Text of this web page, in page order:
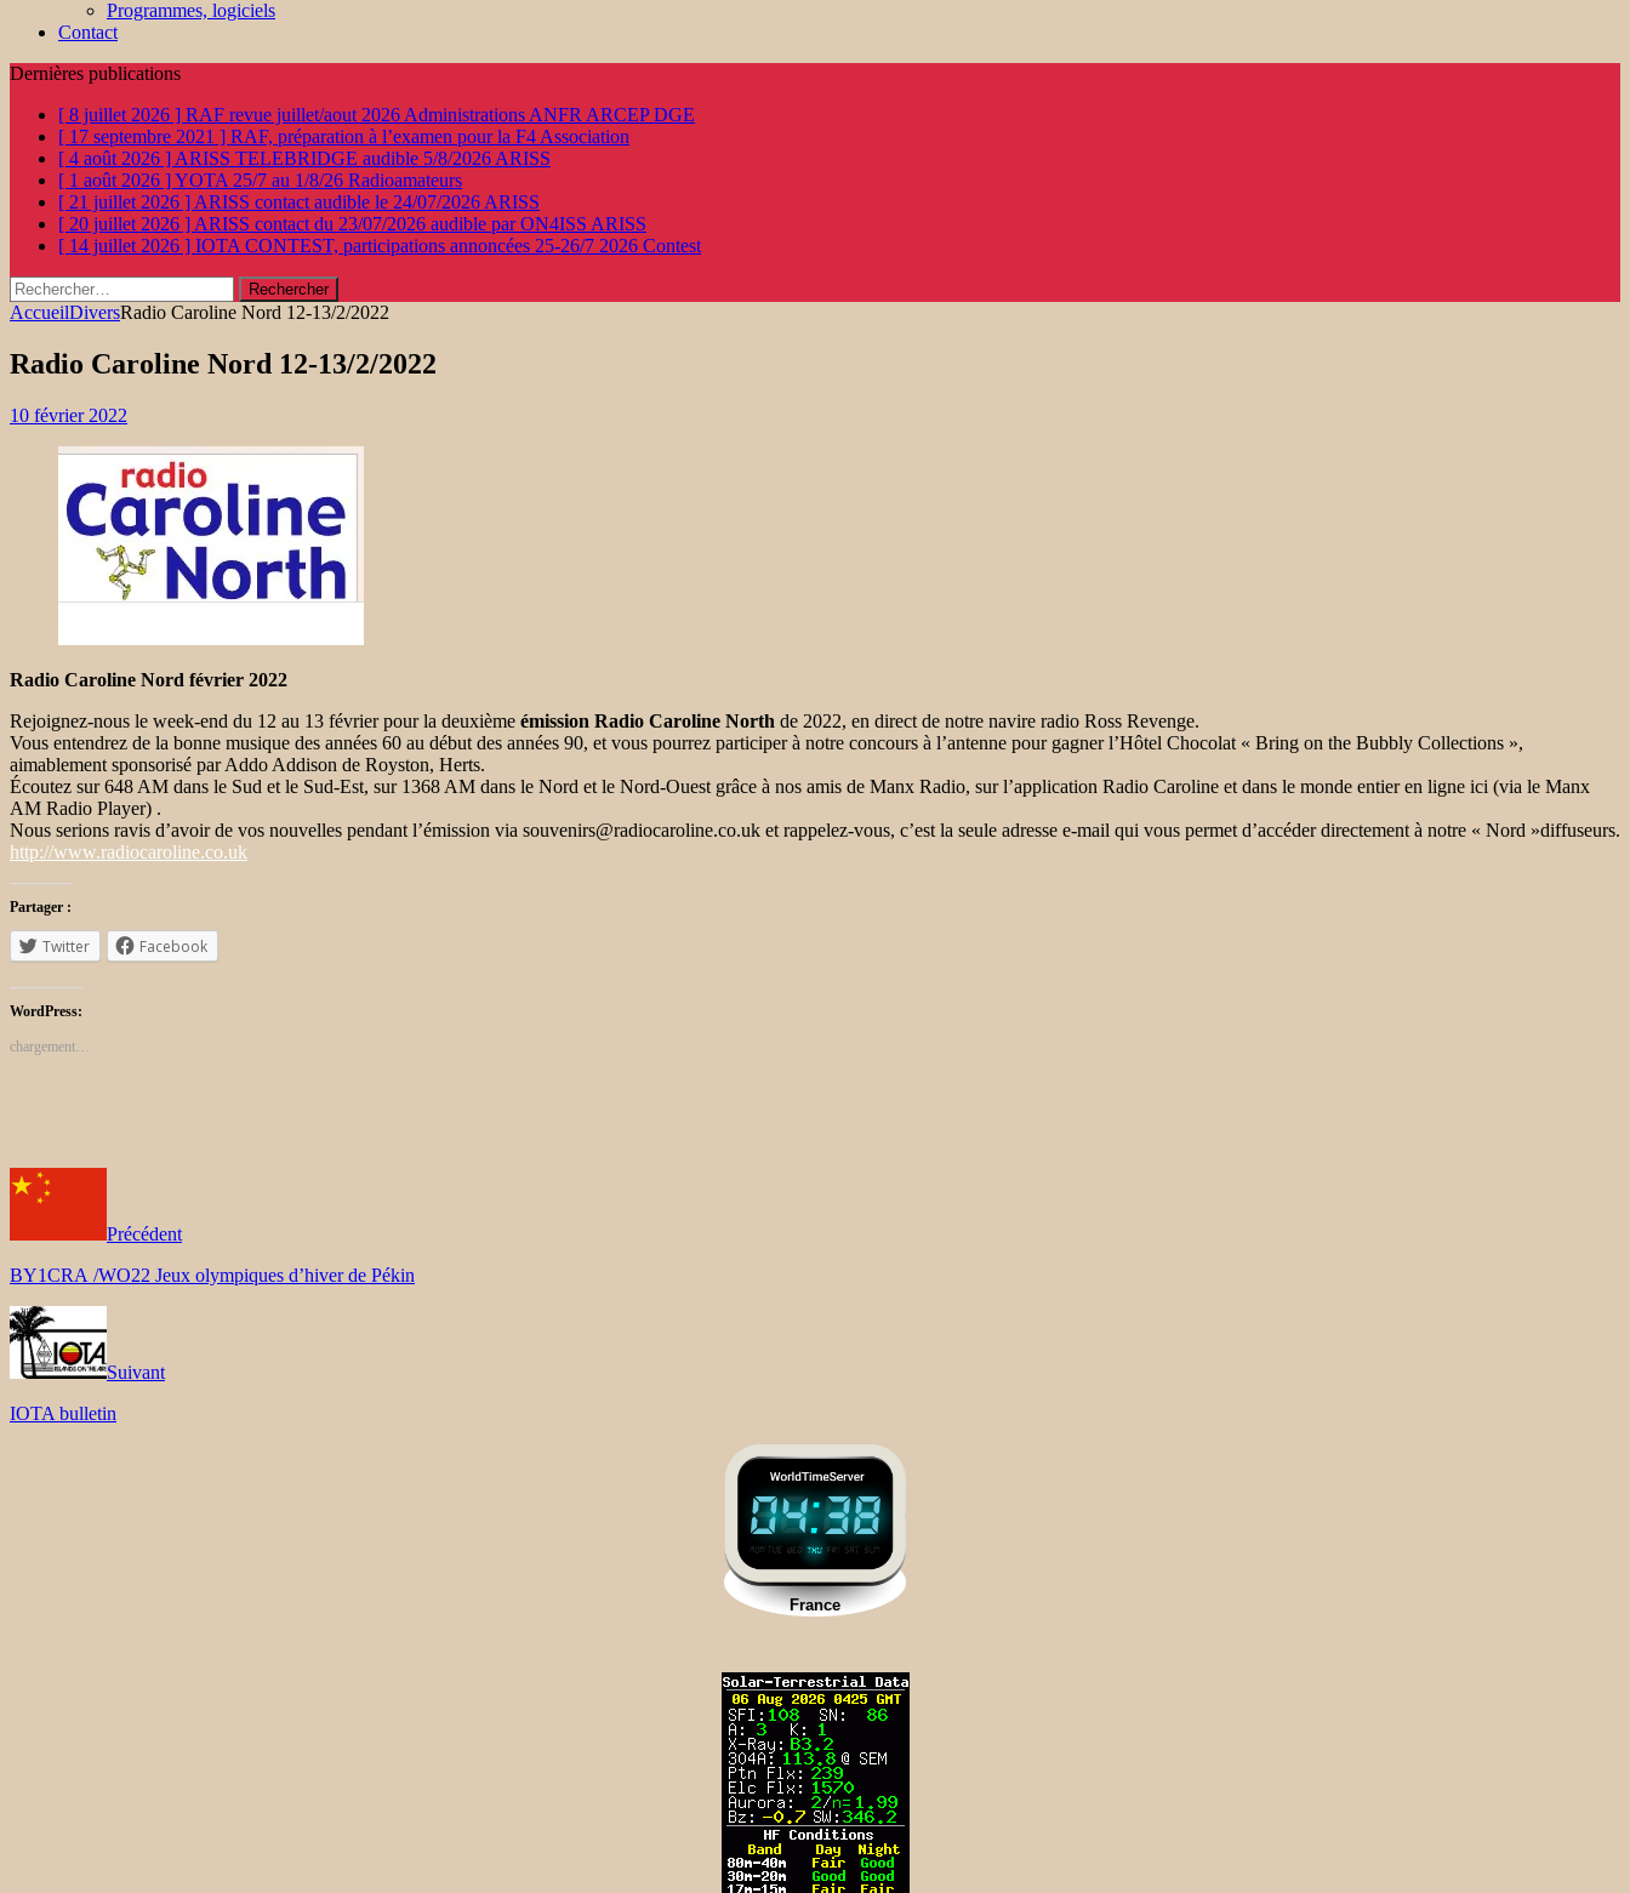
Programmes, logiciels
Contact
Dernières publications
[ 8 juillet 2026 ] RAF revue juillet/aout 2026 Administrations ANFR ARCEP DGE
[ 17 septembre 2021 ] RAF, préparation à l’examen pour la F4 Association
[ 4 août 2026 ] ARISS TELEBRIDGE audible 5/8/2026 ARISS
[ 1 août 2026 ]YOTA 25/7 au 1/8/26 Radioamateurs
[ 21 juillet 2026 ] ARISS contact audible le 24/07/2026 ARISS
[ 20 juillet 2026 ] ARISS contact du 23/07/2026 audible par ON4ISS ARISS
[ 14 juillet 2026 ] IOTA CONTEST, participations annoncées 25-26/7 2026 Contest
Rechercher :
AccueilDiversRadio Caroline Nord 12-13/2/2022
Radio Caroline Nord 12-13/2/2022
10 février 2022
Radio Caroline Nord février 2022
Rejoignez-nous le week-end du 12 au 13 février pour la deuxième émission Radio Caroline North de 2022, en direct de notre navire radio Ross Revenge.
Vous entendrez de la bonne musique des années 60 au début des années 90, et vous pourrez participer à notre concours à l’antenne pour gagner l’Hôtel Chocolat « Bring on the Bubbly Collections »,
aimablement sponsorisé par Addo Addison de Royston, Herts.
Écoutez sur 648 AM dans le Sud et le Sud-Est, sur 1368 AM dans le Nord et le Nord-Ouest grâce à nos amis de Manx Radio, sur l’application Radio Caroline et dans le monde entier en ligne ici (via le Manx
AM Radio Player) .
Nous serions ravis d’avoir de vos nouvelles pendant l’émission via souvenirs@radiocaroline.co.uk et rappelez-vous, c’est la seule adresse e-mail qui vous permet d’accéder directement à notre « Nord »diffuseurs.
http://www.radiocaroline.co.uk
Partager :
Twitter Facebook
WordPress:
chargement…
Précédent
BY1CRA /WO22 Jeux olympiques d’hiver de Pékin
Suivant
IOTA bulletin